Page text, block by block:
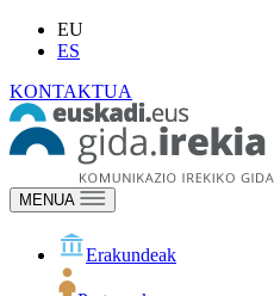
EU
ES
KONTAKTUA
MENUA
Erakundeak